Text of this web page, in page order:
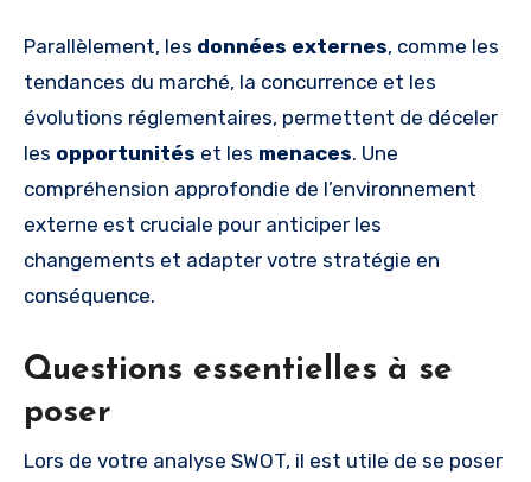
Parallèlement, les données externes, comme les
tendances du marché, la concurrence et les
évolutions réglementaires, permettent de déceler
les opportunités et les menaces. Une
compréhension approfondie de l’environnement
externe est cruciale pour anticiper les
changements et adapter votre stratégie en
conséquence.
Questions essentielles à se
poser
Lors de votre analyse SWOT, il est utile de se poser